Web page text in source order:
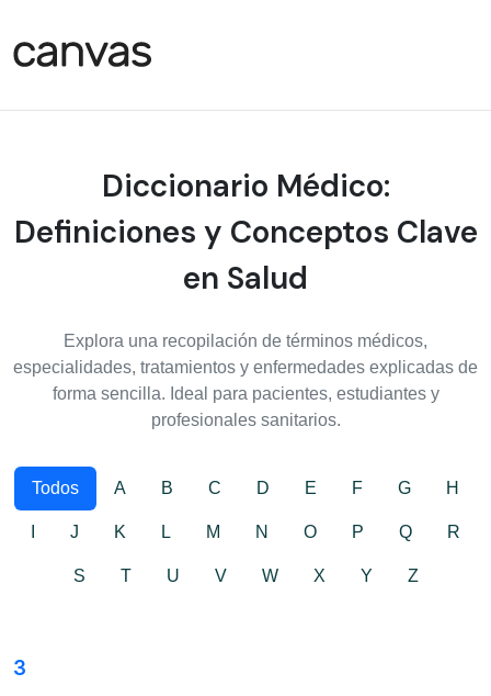
Diccionario Médico:
Definiciones y Conceptos Clave
en Salud
Explora una recopilación de términos médicos,
especialidades, tratamientos y enfermedades explicadas de
forma sencilla. Ideal para pacientes, estudiantes y
profesionales sanitarios.
Todos A B C D E F G H
J K L M N O P Q R
S T U V W X Y Z
3